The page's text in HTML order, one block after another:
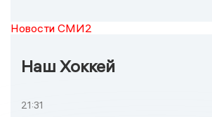
Новости СМИ2
Наш Хоккей
21:31